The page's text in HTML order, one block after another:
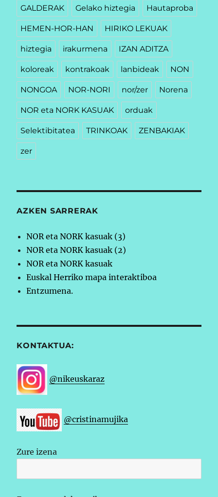
GALDERAK Gelako hiztegia Hautaproba
HEMEN-HOR-HAN HIRIKO LEKUAK
hiztegia irakurmena IZAN ADITZA
koloreak kontrakoak lanbideak NON
NONGOA NOR-NORI nor/zer Norena
NOR eta NORK KASUAK orduak
Selektibitatea TRINKOAK ZENBAKIAK
zer
AZKEN SARRERAK
NOR eta NORK kasuak (3)
NOR eta NORK kasuak (2)
NOR eta NORK kasuak
Euskal Herriko mapa interaktiboa
Entzumena.
KONTAKTUA:
@nikeuskaraz
@cristinamujika
Zure izena